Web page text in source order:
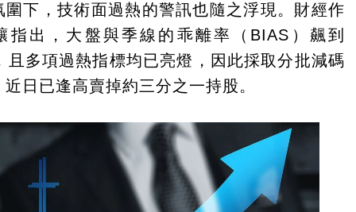
圍下，技術面過熱的警訊也隨之浮現。財經作
指出，大盤與季線的乖離率（BIAS）飆到
且多項過熱指標均已亮燈，因此採取分批減碼
近日已逢高賣掉約三分之一持股。